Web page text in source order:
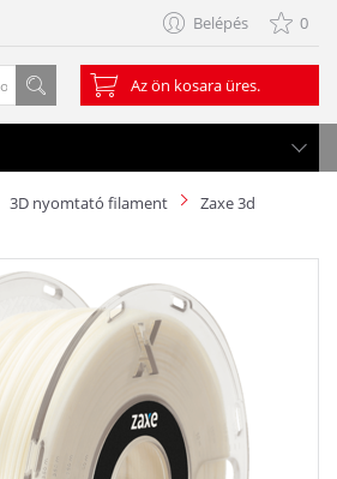
Belépés 0
Az ön kosara üres.
3D nyomtató filament
Zaxe 3d